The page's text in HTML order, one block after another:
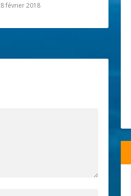
février 2018